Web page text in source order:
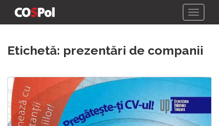
Etichetă: prezentări de companii